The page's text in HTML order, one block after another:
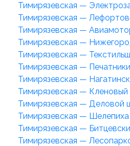
Тимирязевская —
Тимирязевская —
Тимирязевская —
Тимирязевская —
Тимирязевская —
Тимирязевская — Печатники
Тимирязевская —
Тимирязевская — Кленовый
Тимирязевская — Деловой
Тимирязевская — Шелепиха
Тимирязевская —
Тимирязевская —